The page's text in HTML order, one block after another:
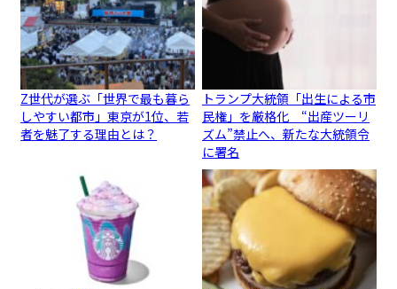
Z世代が選ぶ「世界で最も暮ら
しやすい都市」東京が1位、若
者を魅了する理由とは？
トランプ大統領「出生による市
民権」を厳格化 “出産ツーリ
ズム”禁止へ、新たな大統領令
に署名